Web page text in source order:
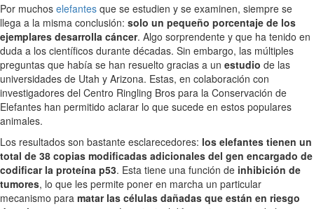
Por muchos elefantes que se estudien y se examinen, siempre se
llega a la misma conclusión: solo un pequeño porcentaje de los
ejemplares desarrolla cáncer. Algo sorprendente y que ha tenido en
duda a los científicos durante décadas. Sin embargo, las múltiples
preguntas que había se han resuelto gracias a un estudio de las
universidades de Utah y Arizona. Estas, en colaboración con
investigadores del Centro Ringling Bros para la Conservación de
Elefantes han permitido aclarar lo que sucede en estos populares
animales.
Los resultados son bastante esclarecedores: los elefantes tienen un
total de 38 copias modificadas adicionales del gen encargado de
codificar la proteína p53. Esta tiene una función de inhibición de
tumores, lo que les permite poner en marcha un particular
mecanismo para matar las células dañadas que están en riesgo